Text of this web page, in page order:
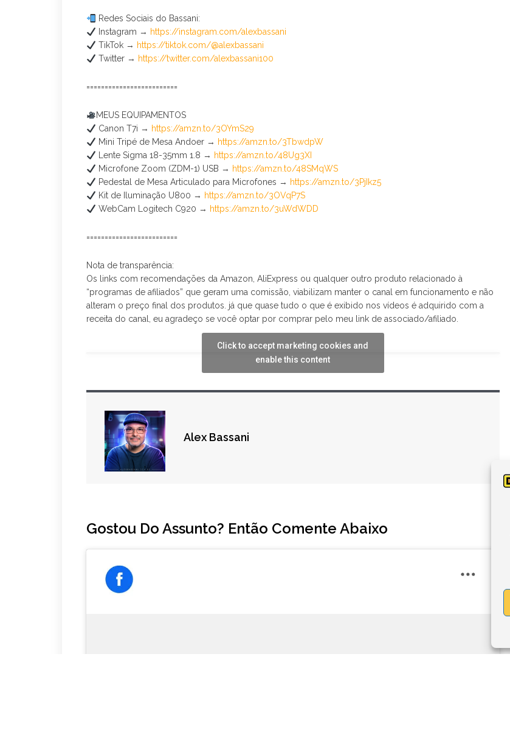
Redes Sociais do Bassani:
Instagram → https://instagram.com/alexbassani
TikTok → https://tiktok.com/@alexbassani
Twitter → https://twitter.com/alexbassani100
=========================
MEUS EQUIPAMENTOS
Canon T7i → https://amzn.to/3OYmS29
Mini Tripé de Mesa Andoer → https://amzn.to/3TbwdpW
Lente Sigma 18-35mm 1.8 → https://amzn.to/48Ug3XI
Microfone Zoom (ZDM-1) USB → https://amzn.to/48SMqWS
Pedestal de Mesa Articulado para Microfones → https://amzn.to/3PjIkz5
Kit de Iluminação U800 → https://amzn.to/3OVqP7S
WebCam Logitech C920 → https://amzn.to/3uWdWDD
=========================
Nota de transparência:
Os links com recomendações da Amazon, AliExpress ou qualquer outro produto relacionado à
“programas de afiliados” que geram uma comissão, viabilizam manter o canal em funcionamento e não
alteram o preço final dos produtos. já que quase tudo o que é exibido nos vídeos é adquirido com a
receita do canal, eu agradeço se você optar por comprar pelo meu link de associado/afiliado.
Click to accept marketing cookies and
enable this content
Alex Bassani
Gostou Do Assunto? Então Comente Abaixo